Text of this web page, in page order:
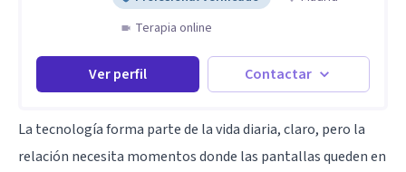
Terapia online
Ver perfil Contactar
La tecnología forma parte de la vida diaria, claro, pero la
relación necesita momentos donde las pantallas queden en